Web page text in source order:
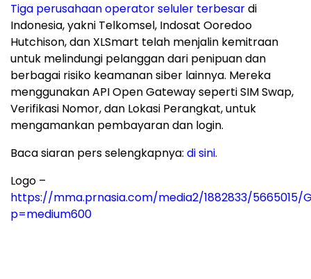
Tiga perusahaan operator seluler terbesardi
Indonesia, yakni Telkomsel, Indosat Ooredoo
Hutchison, dan XLSmart telah menjalin kemitraan
untuk melindungi pelanggan dari penipuan dan
berbagai risiko keamanan siber lainnya. Mereka
menggunakan API Open Gateway seperti SIM Swap,
Verifikasi Nomor, dan Lokasi Perangkat, untuk
mengamankan pembayaran dan login.
Baca siaran pers selengkapnya: di sini.
Logo –
https://mma.prnasia.com/media2/1882833/5665015/
p=medium600